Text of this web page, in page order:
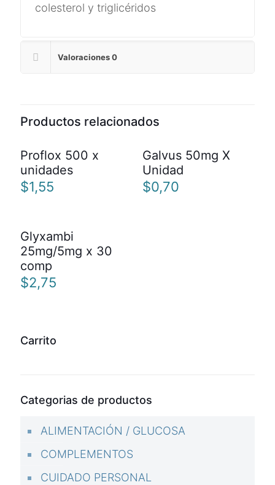
colesterol y triglicéridos
Valoraciones0
Productos relacionados
Proflox 500 x
unidades
$1,55
Galvus 50mg X
Unidad
$0,70
Glyxambi
25mg/5mg x 30
comp
$2,75
Carrito
Categorias de productos
ALIMENTACIÓN / GLUCOSA
COMPLEMENTOS
CUIDADO PERSONAL